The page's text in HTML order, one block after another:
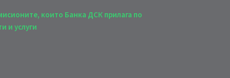
които Банка ДСК прилага по
и услуги